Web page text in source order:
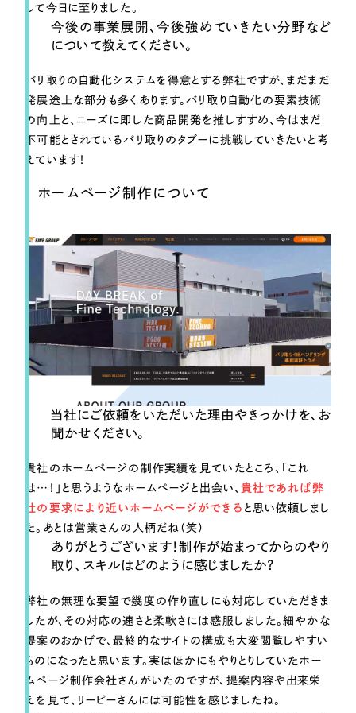
して今日に至りました。
今後の事業展開、今後強めていきたい分野など
について教えてください。
バリ取りの自動化システムを得意とする弊社ですが、まだまだ
発展途上な部分も多くあります。バリ取り自動化の要素技術
の向上と、ニーズに即した商品開発を推しすすめ、今はまだ
不可能とされているバリ取りのタブーに挑戦していきたいと考
えています！
ホームページ制作について
当社にご依頼をいただいた理由やきっかけを、お
聞かせください。
貴社のホームページの制作実績を見ていたところ、「これ
は…！」と思うようなホームページと出会い、 貴社であれば弊
社の要求により近いホームページができる と思い依頼しまし
た。あとは営業さんの人柄だね（笑）
ありがとうございます！制作が始まってからのやり
取り、スキルはどのように感じましたか？
弊社の無理な要望で幾度の作り直しにも対応していただきま
したが、その対応の速さと柔軟さには感服しました。細やかな
提案のおかげで、最終的なサイトの構成も大変閲覧しやすい
ものになったと思います。実はほかにもやりとりしていたホー
ムページ制作会社さんがいたのですが、提案内容や出来栄
えを見て、リーピーさんには可能性を感じましたね。